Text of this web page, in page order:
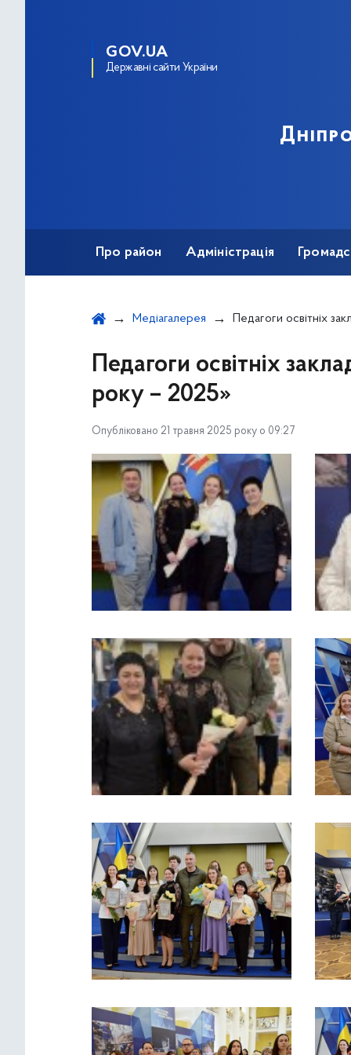
GOV.UA
Державні сайти України
Про район Адміністрація
Медіагалерея Педагоги освітніх закладів району -
Педагоги освітніх
року – 2025»
Опубліковано 21 травня 2025 року о 09:27